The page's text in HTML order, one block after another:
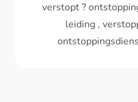
verstopt , een
Bel - ons